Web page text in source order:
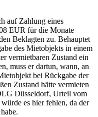
auf Zahlung eines
EUR für die Monate
Beklagten zu. Behauptet
des Mietobjekts in einem
vermietbaren Zustand ein
muss er dartun, wann, an
bei Rückgabe der
Zustand hätte vermieten
Düsseldorf, Urteil vom
es hier fehlen, da der